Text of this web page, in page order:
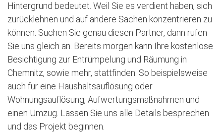
Hintergrund bedeutet. Weil Sie es verdient haben, sich
zurücklehnen und auf andere Sachen konzentrieren zu
können. Suchen Sie genau diesen Partner, dann rufen
Sie uns gleich an. Bereits morgen kann Ihre kostenlose
Besichtigung zur Entrümpelung und Räumung in
Chemnitz, sowie mehr, stattfinden. So beispielsweise
auch für eine Haushaltsauflösung oder
Wohnungsauflösung, Aufwertungsmaßnahmen und
einen Umzug. Lassen Sie uns alle Details besprechen
und das Projekt beginnen.